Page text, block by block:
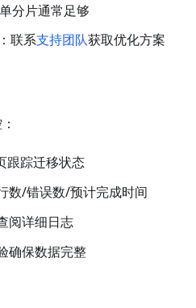
分片通常足够
联系支持团队获取优化方案
跟踪迁移状态
数/错误数/预计完成时间
阅详细日志
确保数据完整